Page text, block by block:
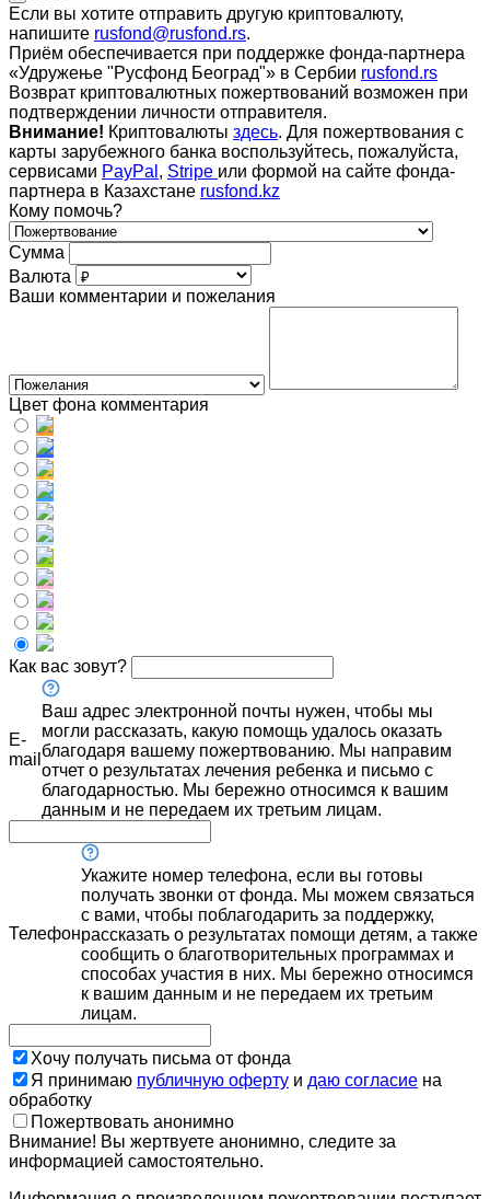
Если вы хотите отправить другую криптовалюту,
напишите rusfond@rusfond.rs.
Приём обеспечивается при поддержке фонда-партнера
«Удружење "Русфонд Београд"» в Сербии rusfond.rs
Возврат криптовалютных пожертвований возможен при
подтверждении личности отправителя.
Внимание! Криптовалюты здесь. Для пожертвования с
карты зарубежного банка воспользуйтесь, пожалуйста,
сервисами PayPal , Stripe или формой на сайте фонда-
партнера в Казахстане rusfond.kz
Кому помочь?
Сумма
Валюта
Ваши комментарии и пожелания
Цвет фона комментария
Как вас зовут?
E-
mail
Ваш адрес электронной почты нужен, чтобы мы
могли рассказать, какую помощь удалось оказать
благодаря вашему пожертвованию. Мы направим
отчет о результатах лечения ребенка и письмо с
благодарностью. Мы бережно относимся к вашим
данным и не передаем их третьим лицам.
Телефон
Укажите номер телефона, если вы готовы
получать звонки от фонда. Мы можем связаться
с вами, чтобы поблагодарить за поддержку,
рассказать о результатах помощи детям, а также
сообщить о благотворительных программах и
способах участия в них. Мы бережно относимся
к вашим данным и не передаем их третьим
лицам.
Хочу получать письма от фонда
Я принимаю публичную оферту и даю согласие на
обработку
Пожертвовать анонимно
Внимание! Вы жертвуете анонимно, следите за
информацией самостоятельно.